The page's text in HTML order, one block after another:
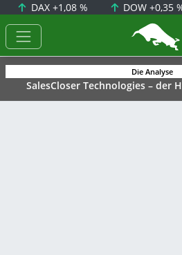
DAX +1,08 % DOW+0,35
Die Analyse
SalesCloser Technologies – der